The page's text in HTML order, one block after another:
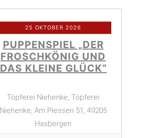
25 OKTOBER 2026
PUPPENSPIEL „DER
FROSCHKÖNIG UND
DAS KLEINE GLÜCK“
Töpferei Niehenke, Töpferei
Niehenke, Am Plessen 51, 49205
Hasbergen